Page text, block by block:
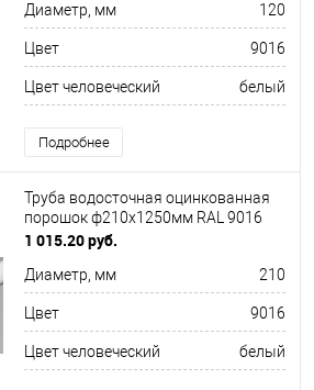
Диаметр, мм 120
Цвет 9016
Цвет человеческий белый
Подробнее
Труба водосточная оцинкованная
порошок ф210х1250мм RAL 9016
1 015.20 руб.
Диаметр, мм 210
Цвет 9016
Цвет человеческий белый